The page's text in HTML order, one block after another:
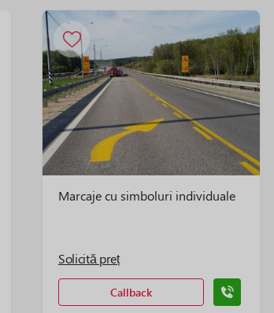
Marcaje cu simboluri individuale
Solicită preț
Callback